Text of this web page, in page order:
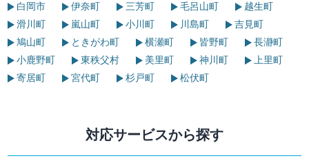
白岡市
伊奈町 三芳町 毛呂山町
越生町
滑川町
嵐山町 小川町 川島町
吉見町
鳩山町
ときがわ町 横瀬町 皆野町
長瀞町
小鹿野町
東秩父村 美里町 神川町
上里町
寄居町
宮代町 杉戸町 松伏町
対応サービスから探す